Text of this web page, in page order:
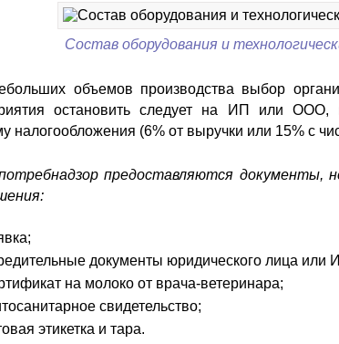
Состав оборудования и
объемов производства выбор
остановить следует на ИП или ООО,
налогообложения (6% от выручки или 15% с
предоставляются документы,
документы юридического лица или
на молоко от врача-ветеринара;
свидетельство;
этикетка и тара.